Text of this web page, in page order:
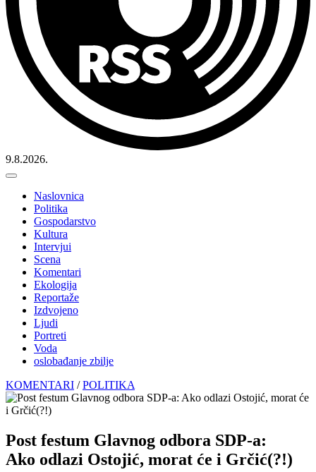
9.8.2026.
Naslovnica
Politika
Gospodarstvo
Kultura
Intervjui
Scena
Komentari
Ekologija
Reportaže
Izdvojeno
Ljudi
Portreti
Voda
oslobađanje zbilje
KOMENTARI /POLITIKA
Post festum Glavnog odbora SDP-a:
Ako odlazi Ostojić, morat će i Grčić(?!)